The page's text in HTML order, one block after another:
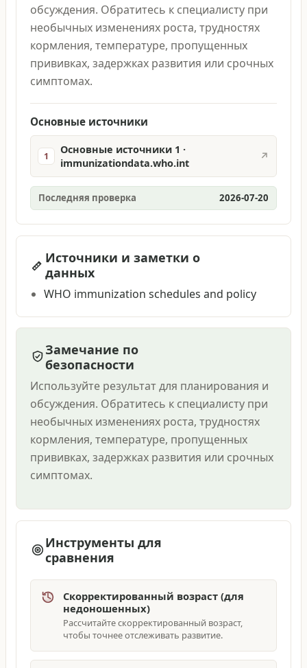
обсуждения. Обратитесь к специалисту при
необычных изменениях роста, трудностях
кормления, температуре, пропущенных
прививках, задержках развития или срочных
симптомах.
Основные источники
1
Основные источники 1 ·
immunizationdata.who.int
↗
Последняя проверка 2026-07-20
Источники и заметки о
данных
WHO immunization schedules and policy
Замечание по
безопасности
Используйте результат для планирования и
обсуждения. Обратитесь к специалисту при
необычных изменениях роста, трудностях
кормления, температуре, пропущенных
прививках, задержках развития или срочных
симптомах.
Инструменты для
сравнения
Скорректированный возраст (для
недоношенных)
Рассчитайте скорректированный возраст,
чтобы точнее отслеживать развитие.